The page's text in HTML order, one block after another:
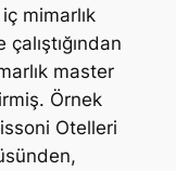
mimarlık
çalıştığından
master
Örnek
Otelleri